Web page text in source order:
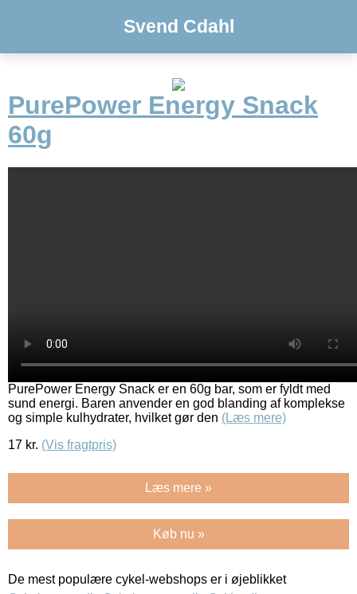
Svend Cdahl
PurePower Energy Snack
60g
PurePower Energy Snack er en 60g bar, som er fyldt med
sund energi. Baren anvender en god blanding af komplekse
og simple kulhydrater, hvilket gør den (Læs mere)
17 kr. (Vis fragtpris)
Læs mere »
Køb nu »
De mest populære cykel-webshops er i øjeblikket